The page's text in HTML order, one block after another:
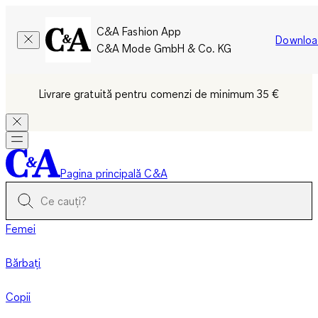
C&A Fashion App
C&A Mode GmbH & Co. KG
Livrare gratuită pentru comenzi de minimum 35 €
Pagina principală C&A
Femei
Bărbați
Copii